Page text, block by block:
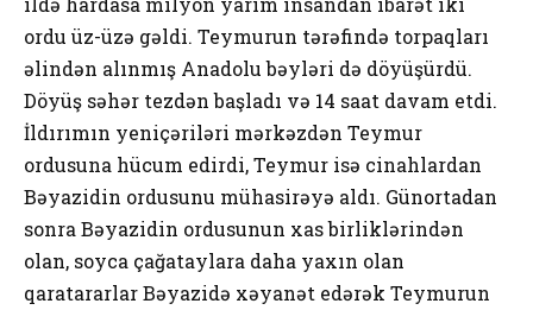
ordu üz-üzə gəldi. Teymurun tərəfində torpaqları
əlindən alınmış Anadolu bəyləri də döyüşürdü.
Döyüş səhər tezdən başladı və 14 saat davam etdi.
İldırımın yeniçəriləri mərkəzdən Teymur
ordusuna hücum edirdi, Teymur isə cinahlardan
Bəyazidin ordusunu mühasirəyə aldı. Günortadan
sonra Bəyazidin ordusunun xas birliklərindən
olan, soyca çağataylara daha yaxın olan
qaratararlar Bəyazidə xəyanət edərək Teymurun